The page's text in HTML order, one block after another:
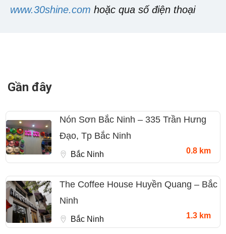
www.30shine.com hoặc qua số điện thoại
Gần đây
Nón Sơn Bắc Ninh – 335 Trần Hưng
Đạo, Tp Bắc Ninh
Bắc Ninh 0.8 km
The Coffee House Huyền Quang – Bắc
Ninh
Bắc Ninh 1.3 km